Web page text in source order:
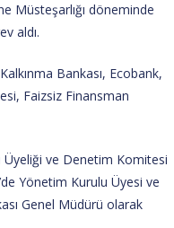
Müsteşarlığı döneminde
aldı.
Bankası, Ecobank,
Faizsiz Finansman
Üyeliği ve Denetim Komitesi
Yönetim Kurulu Üyesi ve
Genel Müdürü olarak